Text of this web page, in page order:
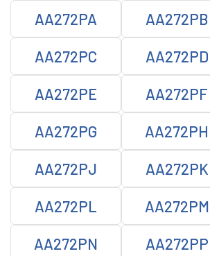
AA272PA AA272PB
AA272PC AA272PD
AA272PE AA272PF
AA272PG AA272PH
AA272PJ AA272PK
AA272PL AA272PM
AA272PN AA272PP